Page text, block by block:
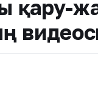
қару-